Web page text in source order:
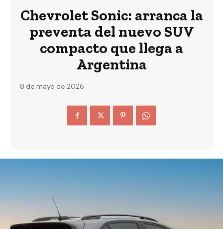
Chevrolet Sonic: arranca la
preventa del nuevo SUV
compacto que llega a
Argentina
8 de mayo de 2026